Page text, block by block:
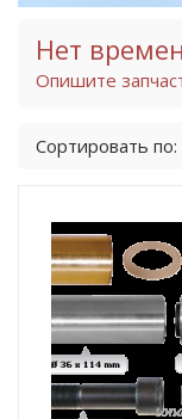
Нет
Опишите
Сортировать по: